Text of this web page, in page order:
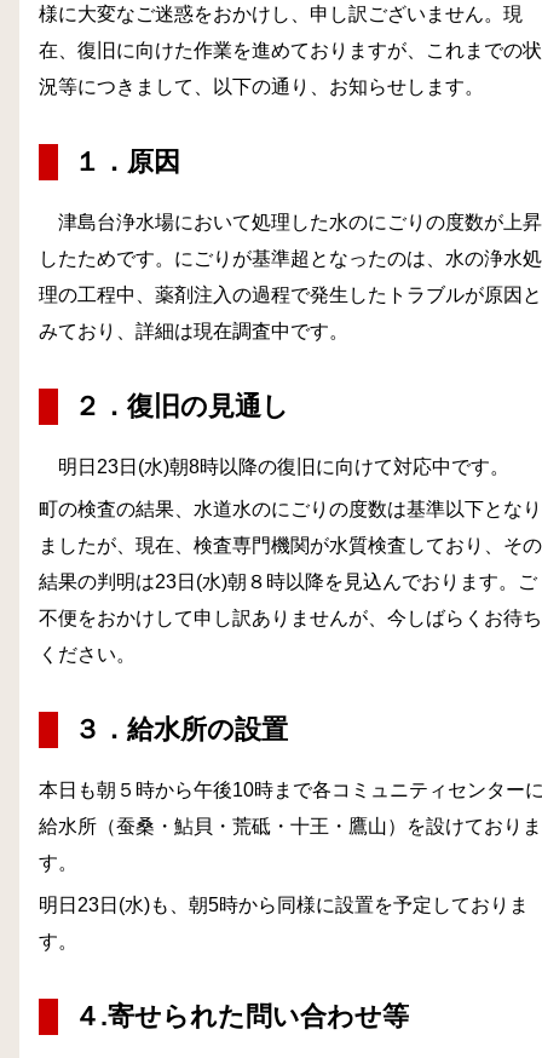
様に大変なご迷惑をおかけし、申し訳ございません。現
在、復旧に向けた作業を進めておりますが、これまでの状
況等につきまして、以下の通り、お知らせします。
１．原因
津島台浄水場において処理した水のにごりの度数が上昇
したためです。にごりが基準超となったのは、水の浄水処
理の工程中、薬剤注入の過程で発生したトラブルが原因と
みており、詳細は現在調査中です。
２．復旧の見通し
明日23日(水)朝8時以降の復旧に向けて対応中です。
町の検査の結果、水道水のにごりの度数は基準以下となり
ましたが、現在、検査専門機関が水質検査しており、その
結果の判明は23日(水)朝８時以降を見込んでおります。ご
不便をおかけして申し訳ありませんが、今しばらくお待ち
ください。
３．給水所の設置
本日も朝５時から午後10時まで各コミュニティセンター
給水所（蚕桑・鮎貝・荒砥・十王・鷹山）を設けておりま
す。
明日23日(水)も、朝5時から同様に設置を予定しておりま
す。
４.寄せられた問い合わせ等